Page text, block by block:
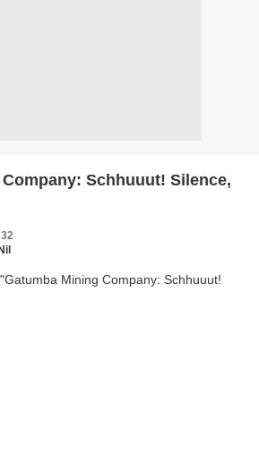
Schhuuut! Silence,